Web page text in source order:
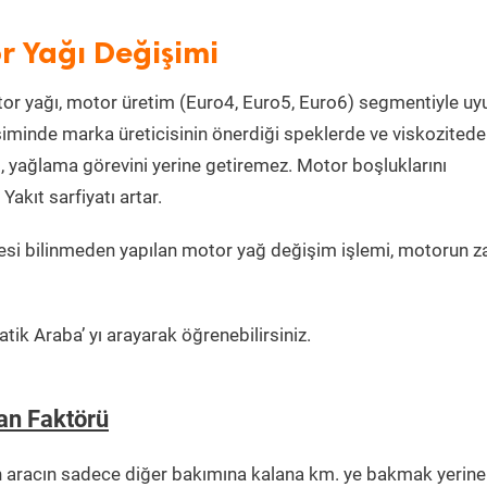
Yağı Değişimi
yağı, motor üretim (Euro4, Euro5, Euro6) segmentiyle
marka üreticisinin önerdiği speklerde ve viskozitede
yağlama görevini yerine getiremez. Motor boşluklarını
sarfiyatı artar.
bilinmeden yapılan motor yağ değişim işlemi, motorun
Araba’ yı arayarak öğrenebilirsiniz.
Faktörü
aracın sadece diğer bakımına kalana km. ye bakmak yerine